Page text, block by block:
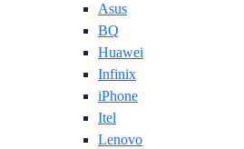
Asus
BQ
Huawei
Infinix
iPhone
Itel
Lenovo